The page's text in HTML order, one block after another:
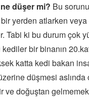
düşer mi? Bu
yerden atlarken
Tabi ki bu durum çok
bir binanın
katta kedi bakan
düşmesi aslında
doğuştan